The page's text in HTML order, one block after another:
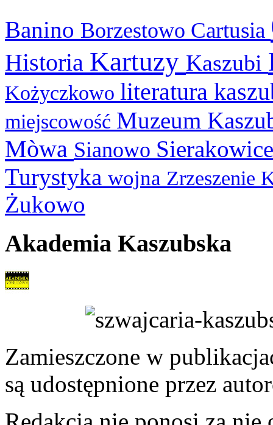
Banino Borzestowo Cartusia
Historia Kartuzy Kaszubi
Kożyczkowo literatura
miejscowość Muzeum
Mòwa Sianowo
Turystyka wojna Zrzeszenie
Żukowo
Akademia Kaszubska
Zamieszczone w
są udostępnione przez